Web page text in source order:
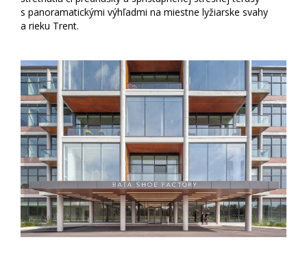
s panoramatickými výhľadmi na miestne lyžiarske svahy
a rieku Trent.